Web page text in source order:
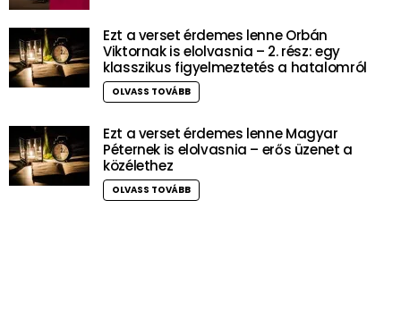
Ezt a verset érdemes lenne Orbán
Viktornak is elolvasnia – 2. rész: egy
klasszikus figyelmeztetés a hatalomról
OLVASS TOVÁBB
Ezt a verset érdemes lenne Magyar
Péternek is elolvasnia – erős üzenet a
közélethez
OLVASS TOVÁBB